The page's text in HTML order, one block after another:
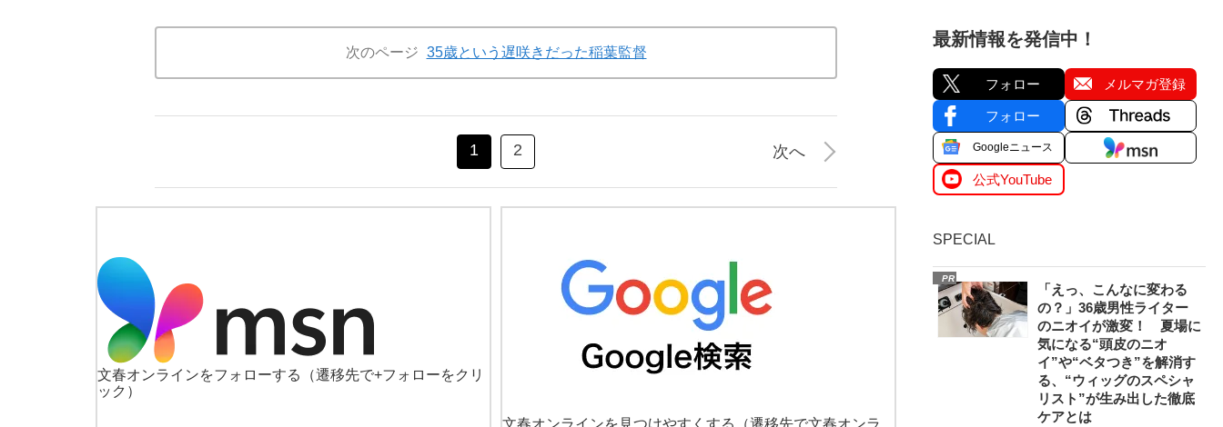
次のページ 35歳という遅咲きだった稲葉監督
1 2 次へ
文春オンラインをフォローする
（遷移先で+フォローをクリ
ック）
文春オンラインを見つけやすくする （遷移先で文春オンラ
最新情報を発信中！
フォロー メルマガ登録
フォロー
Googleニュース
公式YouTube
SPECIAL
PR
「えっ、こんなに変わる
の？」36歳男性ライター
のニオイが激変！ 夏場に
気になる“頭皮のニオ
イ”や“ベタつき”を解消す
る、“ウィッグのスペシャ
リスト”が生み出した徹底
ケアとは